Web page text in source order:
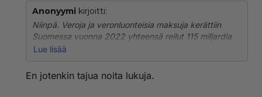
Anonyymi kirjoitti:
Niinpä. Veroja ja veronluonteisia maksuja kerättiin
Suomessa vuonna 2022 yhteensä reilut 115 miljardia
euroa.
Vuonna 2025 budjettitalouden menojen arvioidaan
olevan n. 89,5 mrd. euroa.
Lue lisää
En jotenkin tajua noita lukuja.